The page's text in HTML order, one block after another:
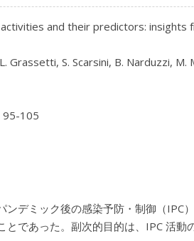
and their predictors:
Grassetti, S. Scarsini, B. Narduzzi, M.
95-105
デミック後の感染予防・制御（IPC
とであった。副次的目的は、IPC 活